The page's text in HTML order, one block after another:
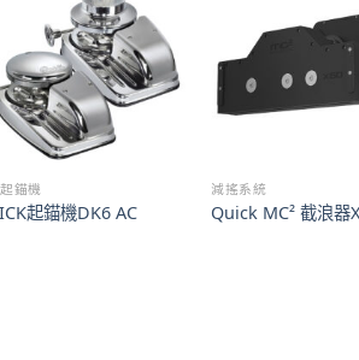
錨機
起錨機DK6 AC
減搖系統
Quick MC² 截浪器